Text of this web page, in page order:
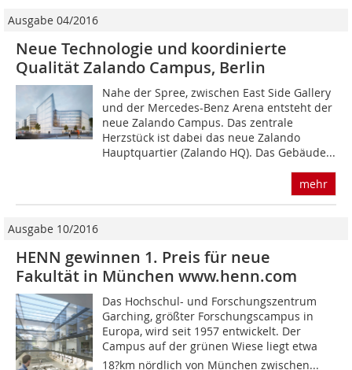
Ausgabe 04/2016
Neue Technologie und koordinierte
Qualität Zalando Campus, Berlin
Nahe der Spree, zwischen East Side Gallery
und der Mercedes-Benz Arena entsteht der
neue Zalando Campus. Das zentrale
Herzstück ist dabei das neue Zalando
Hauptquartier (Zalando HQ). Das Gebäude...
mehr
Ausgabe 10/2016
HENN gewinnen 1. Preis für neue
Fakultät in München www.henn.com
Das Hochschul- und Forschungszentrum
Garching, größter Forschungscampus in
Europa, wird seit 1957 entwickelt. Der
Campus auf der grünen Wiese liegt etwa
18?km nördlich von München zwischen...